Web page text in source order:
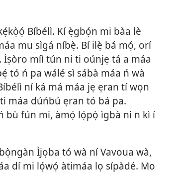
Bíbélì. Kí ẹ̀gbọ́n mi bàa lè
mu sìgá níbẹ̀. Bí ilẹ̀ bá mọ́, orí
Ìṣòro míì tún ni ti oúnjẹ tá a máa
tó ń pa wálé sì sábà máa ń wà
ní ká má máa jẹ ẹran tí wọn
máa dúńbú ẹran tó bá pa.
bù fún mi, àmọ́ lọ́pọ̀ ìgbà ni n kì í
Ìjọba tó wà ní Vavoua wà,
dí mi lọ́wọ́ àtimáa lọ sípàdé. Mo